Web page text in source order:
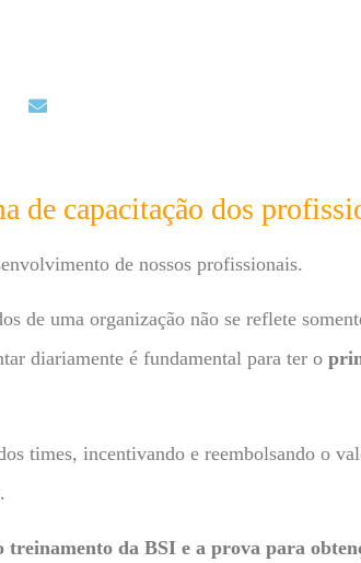
de capacitação dos
de nossos profissionais.
de uma organização não se reflete
diariamente é fundamental para ter o
times, incentivando e reembolsando o
treinamento da BSI e a prova para